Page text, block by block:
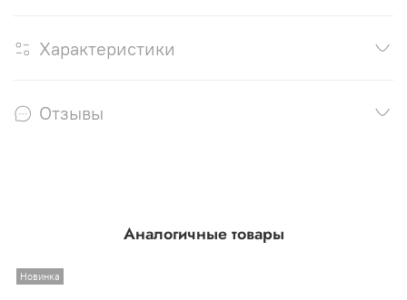
Характеристики
Отзывы
Аналогичные товары
Новинка